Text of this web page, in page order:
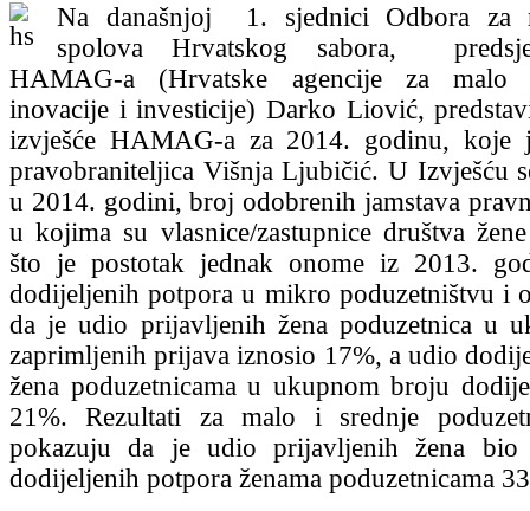
Na današnjoj 1. sjednici Odbora za
spolova Hrvatskog sabora,
HAMAG-a (Hrvatske agencije za malo
inovacije i investicije) Darko Liović,
izvješće HAMAG-a za 2014. godinu, koje
pravobraniteljica Višnja Ljubičić. U Izvješću
u 2014. godini, broj odobrenih jamstava
u kojima su vlasnice/zastupnice društva
što je postotak jednak onome iz 2013.
dodijeljenih potpora u mikro poduzetništvu i
da je udio prijavljenih žena poduzetnica u
zaprimljenih prijava iznosio 17%, a udio
žena poduzetnicama u ukupnom broju
21%. Rezultati za malo i srednje
pokazuju da je udio prijavljenih žena
dodijeljenih potpora ženama poduzetnicama